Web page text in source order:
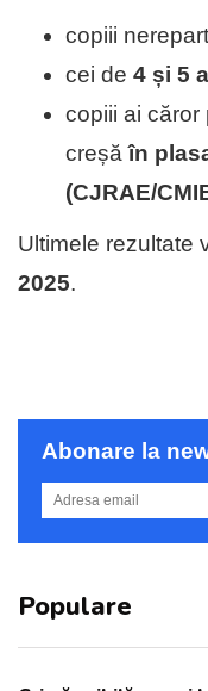
copiii
cei de 4 și 5
copiii ai căror
creșăîn
(CJRAE/
Ultimele rezultate
2025.
Abonare la
Populare